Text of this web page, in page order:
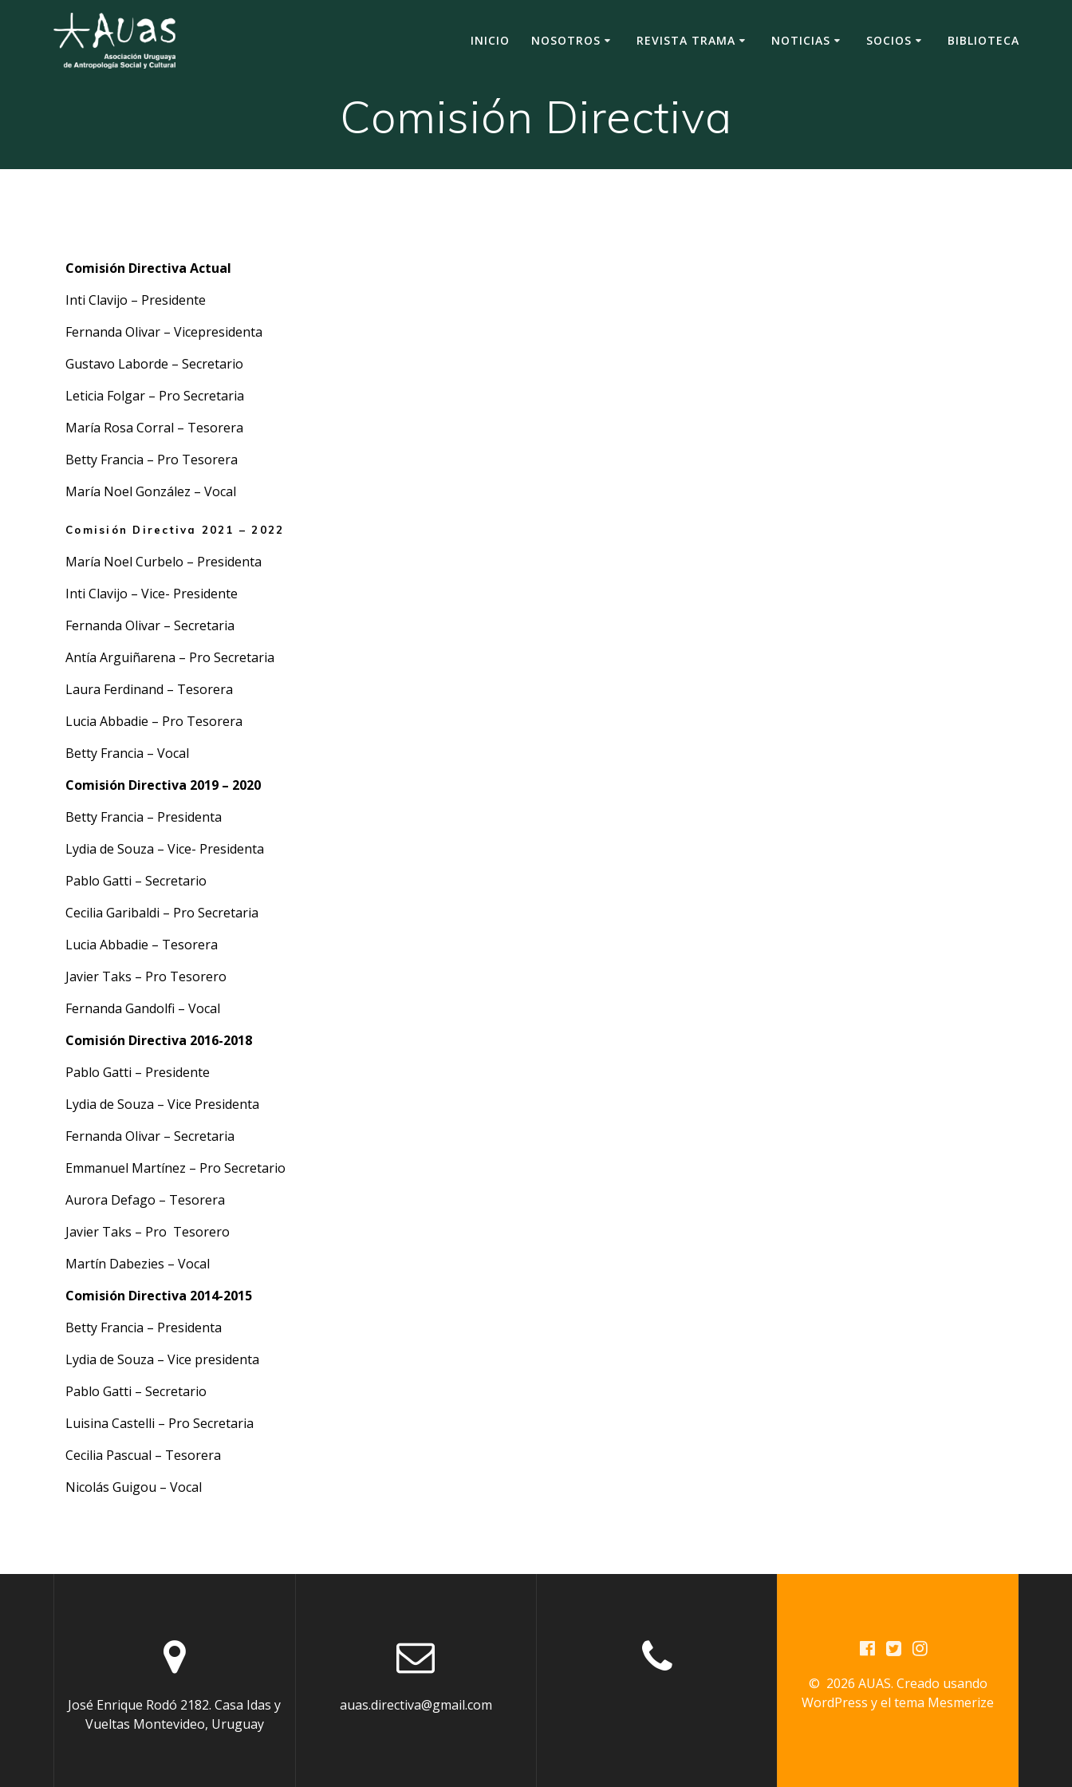
INICIO NOSOTROS REVISTA TRAMA NOTICIAS SOCIOS BIBLIOTECA
Comisión Directiva
Comisión Directiva Actual
Inti Clavijo – Presidente
Fernanda Olivar – Vicepresidenta
Gustavo Laborde – Secretario
Leticia Folgar – Pro Secretaria
María Rosa Corral – Tesorera
Betty Francia – Pro Tesorera
María Noel González – Vocal
Comisión Directiva 2021 – 2022
María Noel Curbelo – Presidenta
Inti Clavijo – Vice- Presidente
Fernanda Olivar – Secretaria
Antía Arguiñarena – Pro Secretaria
Laura Ferdinand – Tesorera
Lucia Abbadie – Pro Tesorera
Betty Francia – Vocal
Comisión Directiva 2019 – 2020
Betty Francia – Presidenta
Lydia de Souza – Vice- Presidenta
Pablo Gatti – Secretario
Cecilia Garibaldi – Pro Secretaria
Lucia Abbadie – Tesorera
Javier Taks – Pro Tesorero
Fernanda Gandolfi – Vocal
Comisión Directiva 2016-2018
Pablo Gatti – Presidente
Lydia de Souza – Vice Presidenta
Fernanda Olivar – Secretaria
Emmanuel Martínez – Pro Secretario
Aurora Defago – Tesorera
Javier Taks – Pro Tesorero
Martín Dabezies – Vocal
Comisión Directiva 2014-2015
Betty Francia – Presidenta
Lydia de Souza – Vice presidenta
Pablo Gatti – Secretario
Luisina Castelli – Pro Secretaria
Cecilia Pascual – Tesorera
Nicolás Guigou – Vocal
José Enrique Rodó 2182. Casa Idas y
Vueltas Montevideo, Uruguay
auas.directiva@gmail.com
© 2026 AUAS. Creado usando
WordPress y eltema Mesmerize